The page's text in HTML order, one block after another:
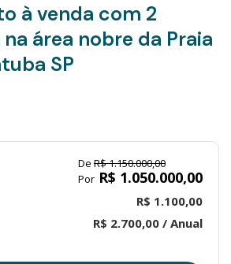
à venda com 2
área nobre da Praia
SP
De R$ 1.150.000,00
Por R$ 1.050.000,00
R$ 1.100,00
R$ 2.700,00 / Anual